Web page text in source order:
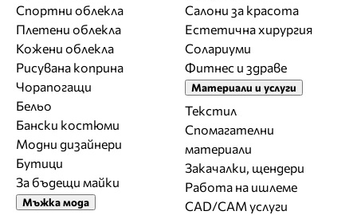
Спортни облекла
Плетени облекла
Кожени облекла
Рисувана коприна
Чорапогащи
Бельо
Бански костюми
Модни дизайнери
Бутици
За бъдещи майки
Мъжка мода
Салони за красота
Естетична хирургия
Солариуми
Фитнес и здраве
Материали и услуги
Текстил
Спомагателни
материали
Закачалки, щендери
Работа на ишлеме
CAD/CAM услуги